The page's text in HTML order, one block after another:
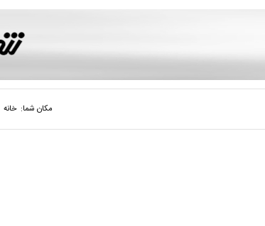
مکان شما: خانه